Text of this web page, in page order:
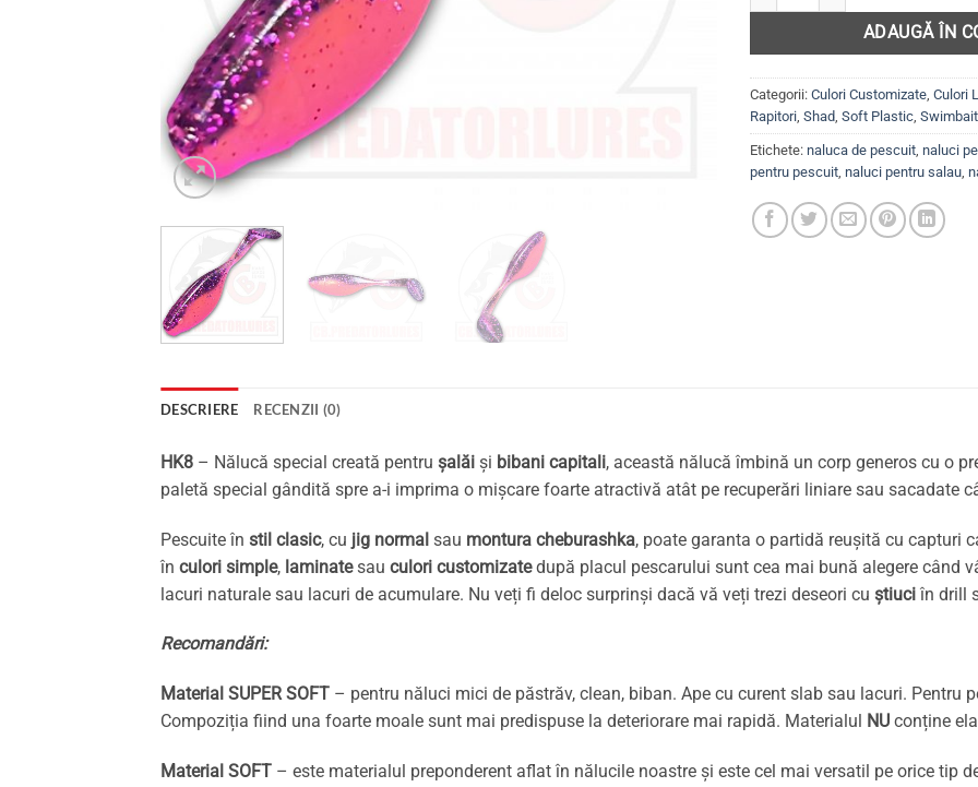
ADAUGĂ ÎN
Categorii: Culori Customizate Culori
Rapitori Shad Soft Plastic
Etichete: naluca de pescuit naluci
pentru pescuit naluci pentru salau
DESCRIERE RECENZII (0)
HK8 – Nălucă special creată pentru șalăi și bibani capitali, această nălucă îmbină un corp generos cu o
paletă special gândită spre a-i imprima o mișcare foarte atractivă atât pe recuperări liniare sau sacadate
Pescuite în stil clasic, cu jig normal sau montura cheburashka, poate garanta o partidă reușită cu capturi
în culori simple, laminatesau culori customizatedupă placul pescarului sunt cea mai bună alegere când
lacuri naturale sau lacuri de acumulare. Nu veți fi deloc surprinși dacă vă veți trezi deseori cu știuci în drill
Recomandări:
Material SUPER SOFT – pentru năluci mici de păstrăv, clean, biban. Ape cu curent slab sau lacuri. Pentru
Compoziția fiind una foarte moale sunt mai predispuse la deteriorare mai rapidă. Materialul
NU conține
Material SOFT – este materialul preponderent aflat în nălucile noastre și este cel mai versatil pe orice tip